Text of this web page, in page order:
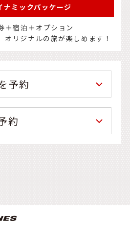
ナミックパッケージ
＋宿泊＋オプション
オリジナルの旅が楽しめます！
予約
約